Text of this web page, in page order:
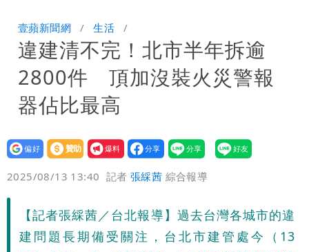
「終於能交代」 捐500萬獎學金延續愛
白海豚颱風逼近！鄭明典示警「恐遇黑潮
變強」 路徑分歧藏警訊：不利強度維持
壹蘋新聞網 生活
違建清不完！北市半年拆逾
2800件 頂加沒裝火災警報
器佔比最高
設為
贊助
我要
爆料
2025/08/13 13:40 記者張綵茜 綜合報導
【記者張綵茜／台北報導】過去台灣各城市的違
建問題長期備受關注，台北市建管處今（13